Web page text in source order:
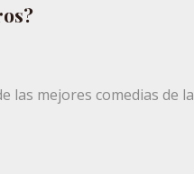
las mejores comedias de la